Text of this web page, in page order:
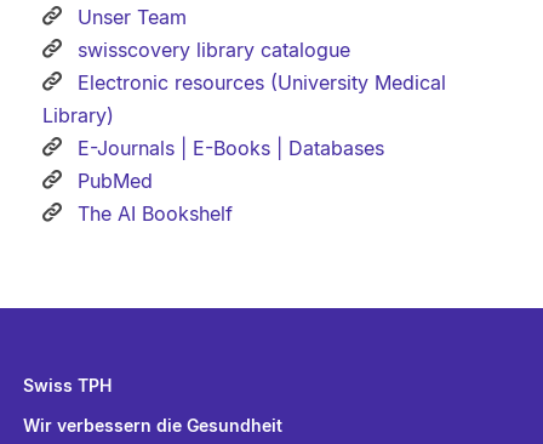
Unser Team
swisscovery library catalogue
Electronic resources (University Medical
Library)
E-Journals | E-Books | Databases
PubMed
The AI Bookshelf
Swiss TPH
Wir verbessern die Gesundheit